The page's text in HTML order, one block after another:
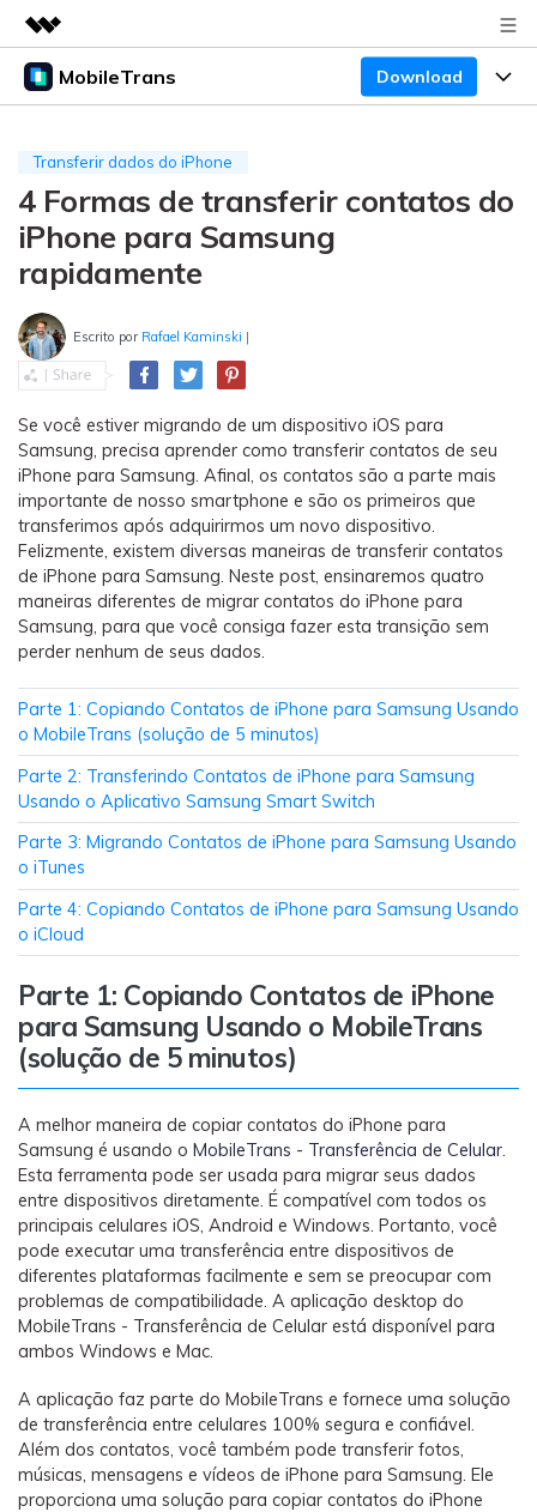
Produtos em destaque
Utilitários
Soluções
Sobre nós
Sala de imprensa
Loja
Suporte
MobileTrans Download
Desktop
Transferência do WhatsApp
Transferência de celular
Transferir mensagens, fotos, vídeos e muito mais
de celular para outro, celular para computador e
vice-versa.
Backup e restauração
Fazer backup de até 18 tipos de dados e dados do
WhatsApp para o computador. E restaurar
backups facilmente.
Recuperar visulização única de WhatsApp
Recupere todas as mídias de visulização única do
WhatsApp — fotos, vídeos e mensagens de voz.
App
Mutsapper
Transferir dados do WhatsApp e WhatsApp
MobileTrans App
Transferir dados do telefone, dados do
WeLastseen
O WeLastseen mantém seu WhatsApp conectado
e informado.
Preços
Preços para Windows
Preços para empresas
Preços Educacionais
Centro de apoio
Mais suporte
Blogs
Temas em Destaque
Temas em Destaque
Temas em Destaque
Concursos e eventos
Download
Transferir dados do iPhone
4 Formas de transferir contatos do
iPhone para Samsung
rapidamente
Escrito por Rafael Kaminski |
Se você estiver migrando de um dispositivo iOS para
Samsung, precisa aprender como transferir contatos de seu
iPhone para Samsung. Afinal, os contatos são a parte mais
importante de nosso smartphone e são os primeiros que
transferimos após adquirirmos um novo dispositivo.
Felizmente, existem diversas maneiras de transferir contatos
de iPhone para Samsung. Neste post, ensinaremos quatro
maneiras diferentes de migrar contatos do iPhone para
Samsung, para que você consiga fazer esta transição sem
perder nenhum de seus dados.
Parte 1: Copiando Contatos de iPhone para Samsung Usando
o MobileTrans (solução de 5 minutos)
Parte 2: Transferindo Contatos de iPhone para Samsung
Usando o Aplicativo Samsung Smart Switch
Parte 3: Migrando Contatos de iPhone para Samsung Usando
o iTunes
Parte 4: Copiando Contatos de iPhone para Samsung Usando
o iCloud
Parte 1: Copiando Contatos de iPhone
para Samsung Usando o MobileTrans
(solução de 5 minutos)
A melhor maneira de copiar contatos do iPhone para
Samsung é usando o MobileTrans - Transferência de Celular.
Esta ferramenta pode ser usada para migrar seus dados
entre dispositivos diretamente. É compatível com todos os
principais celulares iOS, Android e Windows. Portanto, você
pode executar uma transferência entre dispositivos de
diferentes plataformas facilmente e sem se preocupar com
problemas de compatibilidade. A aplicação desktop do
MobileTrans - Transferência de Celular está disponível para
ambos Windows e Mac.
A aplicação faz parte do MobileTrans e fornece uma solução
de transferência entre celulares 100% segura e confiável.
Além dos contatos, você também pode transferir fotos,
músicas, mensagens e vídeos de iPhone para Samsung. Ele
proporciona uma solução para copiar contatos do iPhone